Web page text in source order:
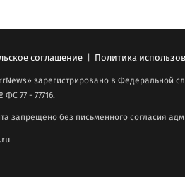
соглашение | Политика
зарегистрировано в Федеральной
77 - 77716.
запрещено без письменного согласия